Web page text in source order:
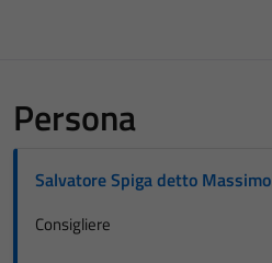
Persona
Salvatore Spiga detto Massimo
Consigliere